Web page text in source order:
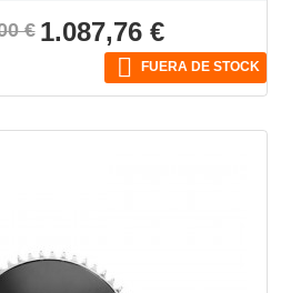
€ Precio
1.087,76 €
 FUERA DE STOCK